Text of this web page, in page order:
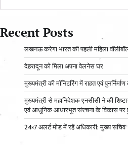
Recent Posts
लखनऊ करेगा भारत की पहली महिला
देहरादून को मिला अपना वेलनेस घर
मुख्यमंत्री की मॉनिटरिंग में राहत एवं
मुख्यमंत्री से महानिदेशक एनसीसी ने की
एवं आधुनिक आधारभूत संरचना के विकास पर हुई
24×7 अलर्ट मोड में रहें अधिकारी: मुख्य सचिव